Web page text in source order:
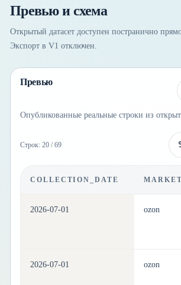
Превью и схема
Открытый датасет доступен постранично
Экспорт в V1 отключен.
Превью
Опубликованные реальные строки из
Строк: 20 / 69
COLLECTION_DATE
2026-07-01 ozon
2026-07-01 ozon